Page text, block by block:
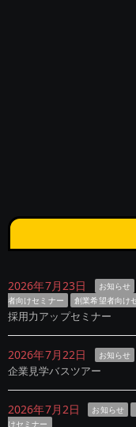
2026年7月23日 お知らせ
者向けセミナー
創業希望者向け
採用力アップセミナー
2026年7月22日 お知らせ
企業見学バスツアー
2026年7月2日 お知らせ
けセミナー